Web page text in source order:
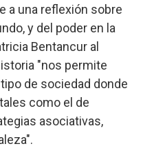
a una reflexión sobre
y del poder en la
Bentancur al
"nos permite
de sociedad donde
como el de
asociativas,